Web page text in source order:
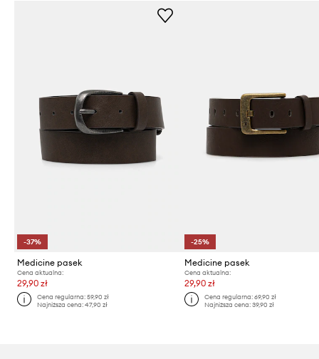
-37%
Medicine pasek
Cena aktualna:
29,90 zł
Cena regularna:59,90 zł
Najniższa cena:47,90 zł
-25%
Medicine pasek
Cena aktualna:
29,90 zł
Cena regularna: 69,90 zł
Najniższa cena: 39,90 zł